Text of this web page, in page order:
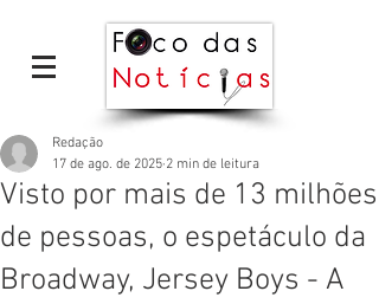
Visto por mais de 13 milhões
de pessoas, o espetáculo da
Broadway, Jersey Boys - A
Redação
17 de ago. de 2025 2 min de leitura